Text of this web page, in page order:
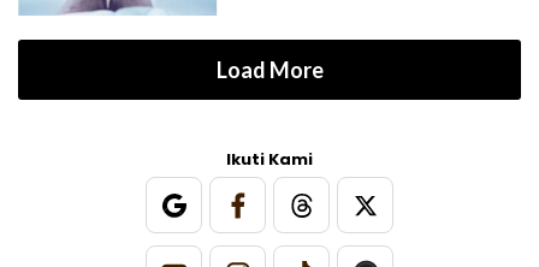
Load More
Ikuti Kami